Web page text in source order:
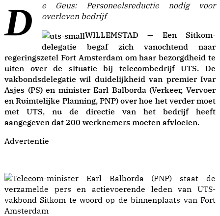
De Geus: Personeelsreductie nodig voor
overleven bedrijf
WILLEMSTAD — Een Sitkom-
delegatie begaf zich vanochtend naar
regeringszetel Fort Amsterdam om haar bezorgdheid te
uiten over de situatie bij telecombedrijf UTS. De
vakbondsdelegatie wil duidelijkheid van premier Ivar
Asjes (PS) en minister Earl Balborda (Verkeer, Vervoer
en Ruimtelijke Planning, PNP) over hoe het verder moet
met UTS, nu de directie van het bedrijf heeft
aangegeven dat 200 werknemers moeten afvloeien.
Advertentie